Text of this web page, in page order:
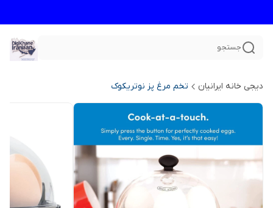
جستجو
دیجی خانه ایرانیان تخم مرغ پز نوتریکوک